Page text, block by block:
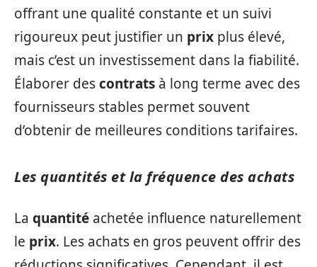
offrant une qualité constante et un suivi
rigoureux peut justifier un prix plus élevé,
mais c’est un investissement dans la fiabilité.
Élaborer descontrats à long terme avec des
fournisseurs stables permet souvent
d’obtenir de meilleures conditions tarifaires.
Les quantités et la fréquence des achats
La quantité achetée influence naturellement
le prix. Les achats en gros peuvent offrir des